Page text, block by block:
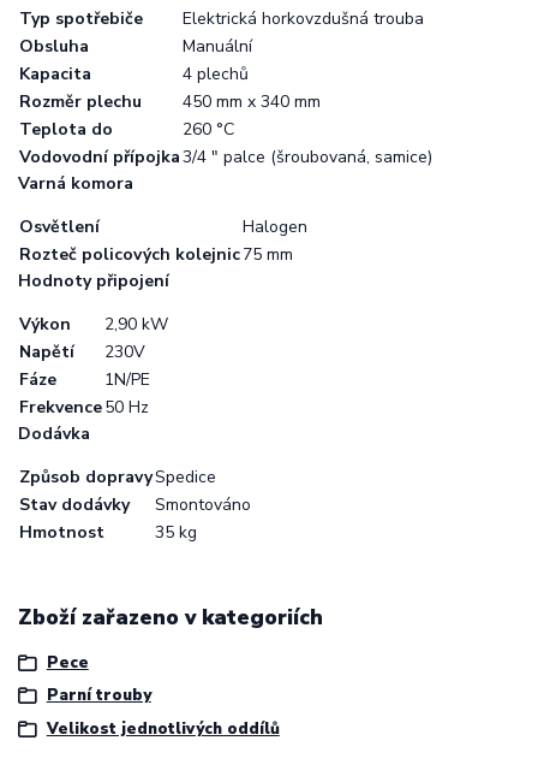
Typ spotřebiče
Elektrická horkovzdušná trouba
Obsluha
Manuální
Kapacita
4 plechů
Rozměr plechu
450 mm x 340 mm
Teplota do
260 °C
Vodovodní přípojka3/4 " palce (šroubovaná, samice)
Varná komora
Osvětlení
Halogen
Rozteč policových kolejnic75 mm
Hodnoty připojení
Výkon
2,90 kW
Napětí
230V
Fáze
1N/PE
Frekvence50 Hz
Dodávka
Způsob dopravySpedice
Stav dodávky
Smontováno
Hmotnost
35 kg
Zboží zařazeno v kategoriích
Pece
Parní trouby
Velikost jednotlivých oddílů